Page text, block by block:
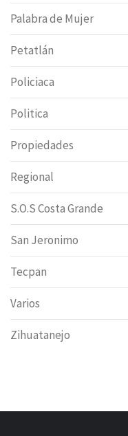
Palabra de Mujer
Petatlán
Policiaca
Politica
Propiedades
Regional
S.O.S Costa Grande
San Jeronimo
Tecpan
Varios
Zihuatanejo